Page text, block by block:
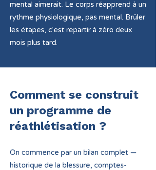
mental aimerait. Le corps réapprend à un
rythme physiologique, pas mental. Brûler
les étapes, c'est repartir à zéro deux
mois plus tard.
Comment se construit
un programme de
réathlétisation ?
On commence par un bilan complet —
historique de la blessure, comptes-